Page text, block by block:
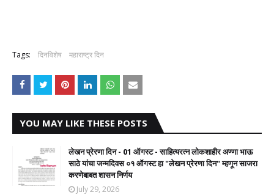
Tags: दिनविशेष महाराष्ट्र दिन
YOU MAY LIKE THESE POSTS
लेखन प्रेरणा दिन - 01 ऑगस्ट - साहित्यरत्न लोकशाहीर अण्णा भाऊ
साठे यांचा जन्मदिवस ०१ ऑगस्ट हा "लेखन प्रेरणा दिन" म्हणून साजरा
करणेबाबत शासन निर्णय
July 29, 2026